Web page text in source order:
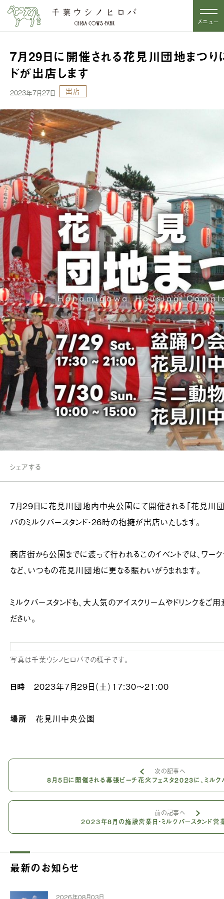
メニュー
7月29日に開催される花見川団地まつり
ドが出店します
2023年7月27日 出店
シェアする
7月29日に花見川団地内中央公園にて開催される「花見川団
バのミルクバースタンド・26時の抱擁が出店いたします。
商店街から公園までに渡って行われるこのイベントでは、ワーク
など、いつもの花見川団地に更なる賑わいがうまれます。
ミルクバースタンドも、大人気のアイスクリームやドリンクをご
ださい。
写真は千葉ウシノヒロバでの様子です。
日時 2023年7月29日（土）17:30〜21:00
場所 花見川中央公園
次の記事へ
8月5日に開催される幕張ビーチ花火フェスタ2023に、ミルク
前の記事へ
2023年8月の施設営業日・ミルクバースタンド営
最新のお知らせ
2026年08月03日